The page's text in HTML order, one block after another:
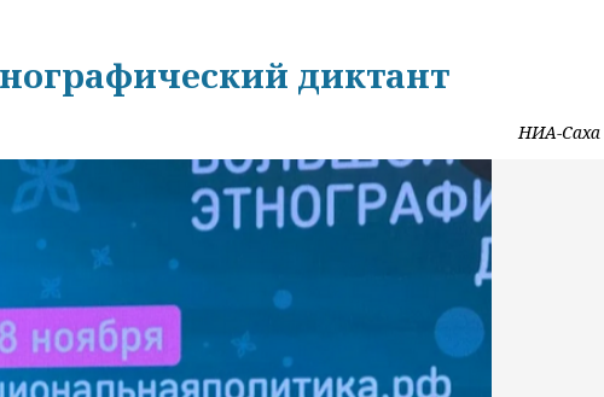
диктант
НИА-Саха